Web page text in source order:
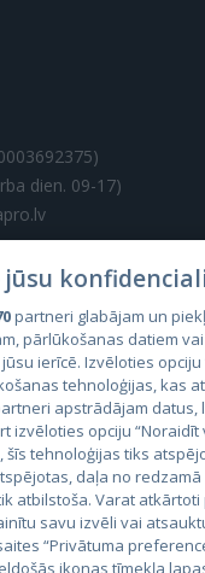
dien. 09-17)
jūsu
partneri glabājam un
pārlūkošanas datiem
ierīcē. Izvēloties opciju
tehnoloģijas, kas
apstrādājam datus,
izvēloties opciju “Noraidīt
šīs tehnoloģijas tiks
daļa no
atbilstoša. Varat
savu izvēli vai
“Privātuma
ikonas tīmekļa